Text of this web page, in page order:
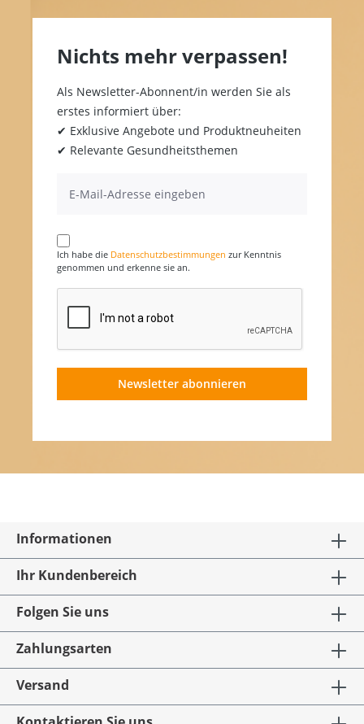
Nichts mehr verpassen!
Als Newsletter-Abonnent/in werden Sie als
erstes informiert über:
✔ Exklusive Angebote und Produktneuheiten
✔ Relevante Gesundheitsthemen
Ich habe die Datenschutzbestimmungen zur Kenntnis
genommen und erkenne sie an.
Newsletter abonnieren
Informationen
Ihr Kundenbereich
Folgen Sie uns
Zahlungsarten
Versand